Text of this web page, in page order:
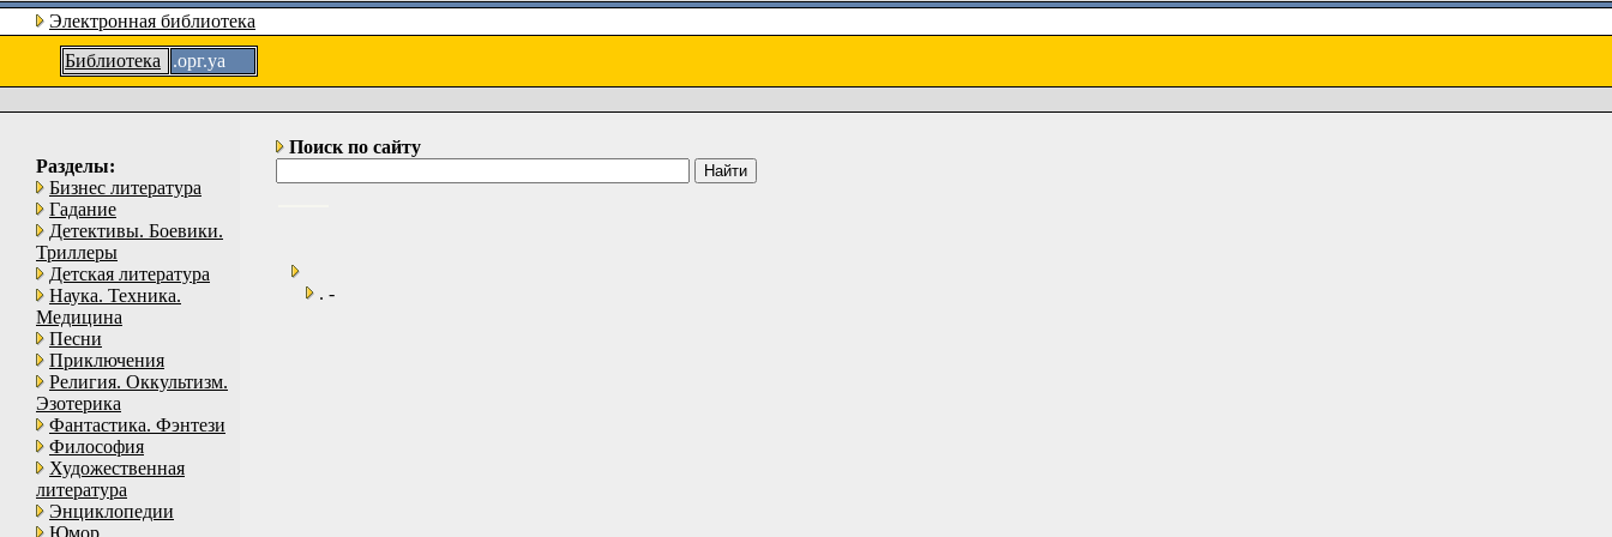
Электронная библиотека
Библиотека
.орг.уа
Разделы:
Бизнес литература
Гадание
Детективы. Боевики.
Триллеры
Детская литература
Наука. Техника.
Медицина
Песни
Приключения
Религия. Оккультизм.
Эзотерика
Фантастика. Фэнтези
Философия
Художественная
литература
Энциклопедии
Юмор
Поиск по сайту
. -